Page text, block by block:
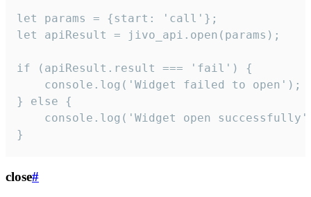
let params = {start: 'call'};
let apiResult = jivo_api.open(params);
if (apiResult.result === 'fail') {
    console.log('Widget failed to open');
} else {
console.log('Widget open
}
close#